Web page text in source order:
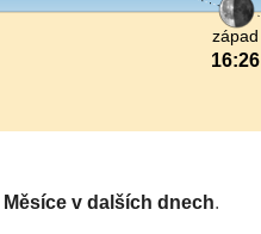
západ
16:26
Měsíce v dalších dnech.